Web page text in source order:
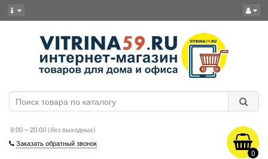
9:00 – 20:00 (без выходных)
Заказать обратный звонок
0